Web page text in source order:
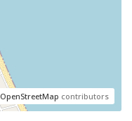
OpenStreetMap contributors